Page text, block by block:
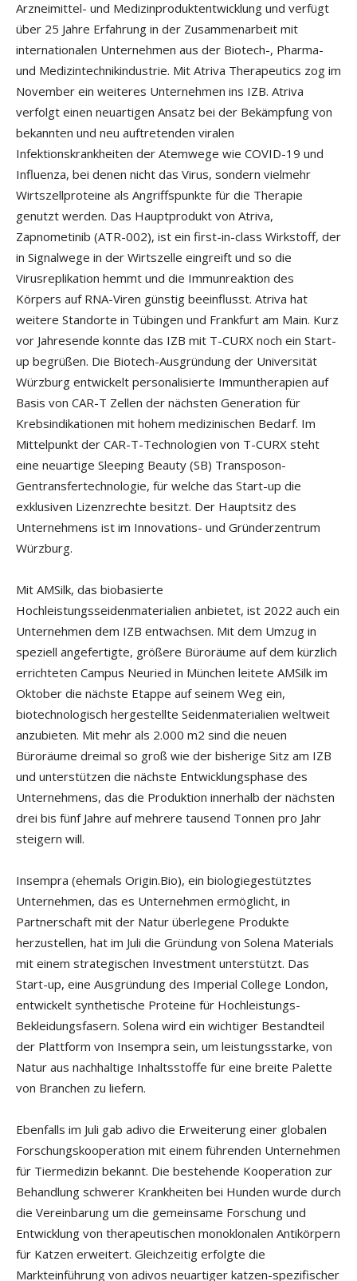
Arzneimittel- und Medizinproduktentwicklung und verfügt
über 25 Jahre Erfahrung in der Zusammenarbeit mit
internationalen Unternehmen aus der Biotech-, Pharma-
und Medizintechnikindustrie. Mit Atriva Therapeutics zog im
November ein weiteres Unternehmen ins IZB. Atriva
verfolgt einen neuartigen Ansatz bei der Bekämpfung von
bekannten und neu auftretenden viralen
Infektionskrankheiten der Atemwege wie COVID-19 und
Influenza, bei denen nicht das Virus, sondern vielmehr
Wirtszellproteine als Angriffspunkte für die Therapie
genutzt werden. Das Hauptprodukt von Atriva,
Zapnometinib (ATR-002), ist ein first-in-class Wirkstoff, der
in Signalwege in der Wirtszelle eingreift und so die
Virusreplikation hemmt und die Immunreaktion des
Körpers auf RNA-Viren günstig beeinflusst. Atriva hat
weitere Standorte in Tübingen und Frankfurt am Main. Kurz
vor Jahresende konnte das IZB mit T-CURX noch ein Start-
up begrüßen. Die Biotech-Ausgründung der Universität
Würzburg entwickelt personalisierte Immuntherapien auf
Basis von CAR-T Zellen der nächsten Generation für
Krebsindikationen mit hohem medizinischen Bedarf. Im
Mittelpunkt der CAR-T-Technologien von T-CURX steht
eine neuartige Sleeping Beauty (SB) Transposon-
Gentransfertechnologie, für welche das Start-up die
exklusiven Lizenzrechte besitzt. Der Hauptsitz des
Unternehmens ist im Innovations- und Gründerzentrum
Würzburg.
Mit AMSilk, das biobasierte
Hochleistungsseidenmaterialien anbietet, ist 2022 auch ein
Unternehmen dem IZB entwachsen. Mit dem Umzug in
speziell angefertigte, größere Büroräume auf dem kürzlich
errichteten Campus Neuried in München leitete AMSilk im
Oktober die nächste Etappe auf seinem Weg ein,
biotechnologisch hergestellte Seidenmaterialien weltweit
anzubieten. Mit mehr als 2.000 m2 sind die neuen
Büroräume dreimal so groß wie der bisherige Sitz am IZB
und unterstützen die nächste Entwicklungsphase des
Unternehmens, das die Produktion innerhalb der nächsten
drei bis fünf Jahre auf mehrere tausend Tonnen pro Jahr
steigern will.
Insempra (ehemals Origin.Bio), ein biologiegestütztes
Unternehmen, das es Unternehmen ermöglicht, in
Partnerschaft mit der Natur überlegene Produkte
herzustellen, hat im Juli die Gründung von Solena Materials
mit einem strategischen Investment unterstützt. Das
Start-up, eine Ausgründung des Imperial College London,
entwickelt synthetische Proteine für Hochleistungs-
Bekleidungsfasern. Solena wird ein wichtiger Bestandteil
der Plattform von Insempra sein, um leistungsstarke, von
Natur aus nachhaltige Inhaltsstoffe für eine breite Palette
von Branchen zu liefern.
Ebenfalls im Juli gab adivo die Erweiterung einer globalen
Forschungskooperation mit einem führenden Unternehmen
für Tiermedizin bekannt. Die bestehende Kooperation zur
Behandlung schwerer Krankheiten bei Hunden wurde durch
die Vereinbarung um die gemeinsame Forschung und
Entwicklung von therapeutischen monoklonalen Antikörpern
für Katzen erweitert. Gleichzeitig erfolgte die
Markteinführung von adivos neuartiger katzen-spezifischer